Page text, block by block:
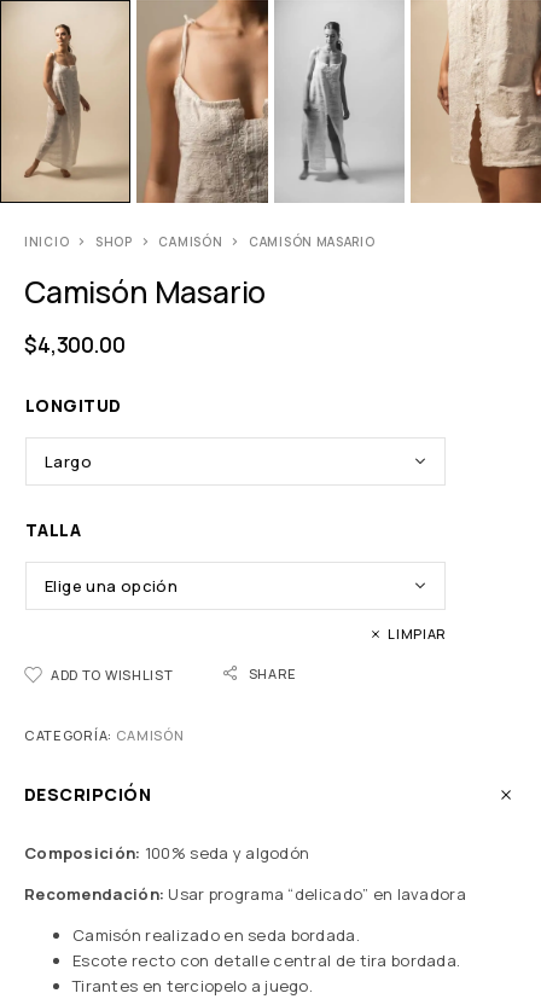
INICIO SHOP CAMISÓN CAMISÓN MASARIO
Camisón Masario
$4,300.00
LONGITUD
TALLA
LIMPIAR
ADD TO WISHLIST SHARE
CATEGORÍA: CAMISÓN
DESCRIPCIÓN
Composición: 100% seda y algodón
Recomendación: Usar programa “delicado” en lavadora
Camisón realizado en seda bordada.
Escote recto con detalle central de tira bordada.
Tirantes en terciopelo a juego.